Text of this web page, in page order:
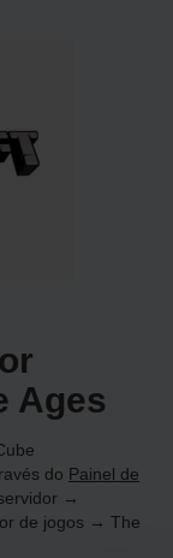
Ages
do Painel de
→
de jogos → The